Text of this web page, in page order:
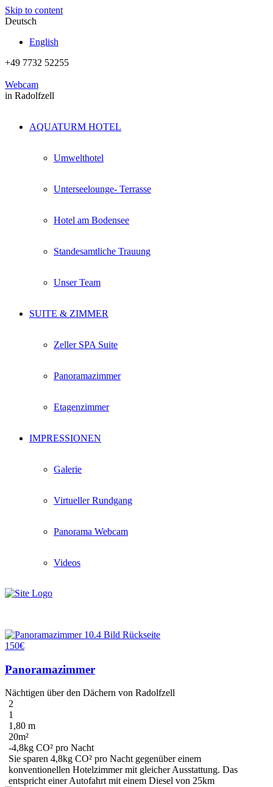
Skip to content
Deutsch
English
+49 7732 52255
Webcam
in Radolfzell
AQUATURM HOTEL
Umwelthotel
Unterseelounge- Terrasse
Hotel am Bodensee
Standesamtliche Trauung
Unser Team
SUITE & ZIMMER
Zeller SPA Suite
Panoramazimmer
Etagenzimmer
IMPRESSIONEN
Galerie
Virtueller Rundgang
Panorama Webcam
Videos
150€
Panoramazimmer
Nächtigen über den Dächern von Radolfzell
2
1
1,80 m
20m²
-4,8kg CO² pro Nacht
Sie sparen 4,8kg CO² pro Nacht gegenüber einem
konventionellen Hotelzimmer mit gleicher Ausstattung. Das
entspricht einer Autofahrt mit einem Diesel von 25km